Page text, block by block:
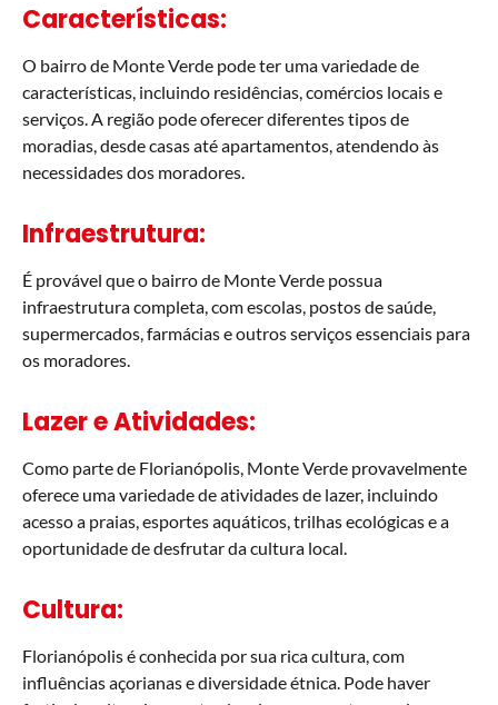
Características:
O bairro de Monte Verde pode ter uma variedade de
características, incluindo residências, comércios locais e
serviços. A região pode oferecer diferentes tipos de
moradias, desde casas até apartamentos, atendendo às
necessidades dos moradores.
Infraestrutura:
É provável que o bairro de Monte Verde possua
infraestrutura completa, com escolas, postos de saúde,
supermercados, farmácias e outros serviços essenciais para
os moradores.
Lazer e Atividades:
Como parte de Florianópolis, Monte Verde provavelmente
oferece uma variedade de atividades de lazer, incluindo
acesso a praias, esportes aquáticos, trilhas ecológicas e a
oportunidade de desfrutar da cultura local.
Cultura:
Florianópolis é conhecida por sua rica cultura, com
influências açorianas e diversidade étnica. Pode haver